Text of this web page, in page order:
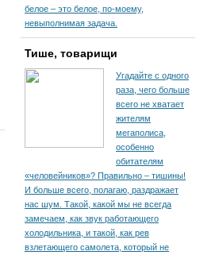
белое – это белое, по-моему,
невыполнимая задача.
Тише, товарищи
Угадайте с одного
раза, чего больше
всего не хватает
жителям
мегаполиса,
особенно
обитателям
«человейников»? Правильно – тишины!
И больше всего, полагаю, раздражает
нас шум. Такой, какой мы не всегда
замечаем, как звук работающего
холодильника, и такой, как рев
взлетающего самолета, который не